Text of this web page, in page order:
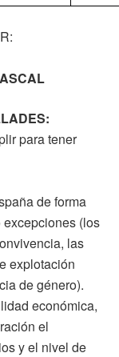
para tener
de forma
(los
las
explotación
de género).
económica,
el
y el nivel de